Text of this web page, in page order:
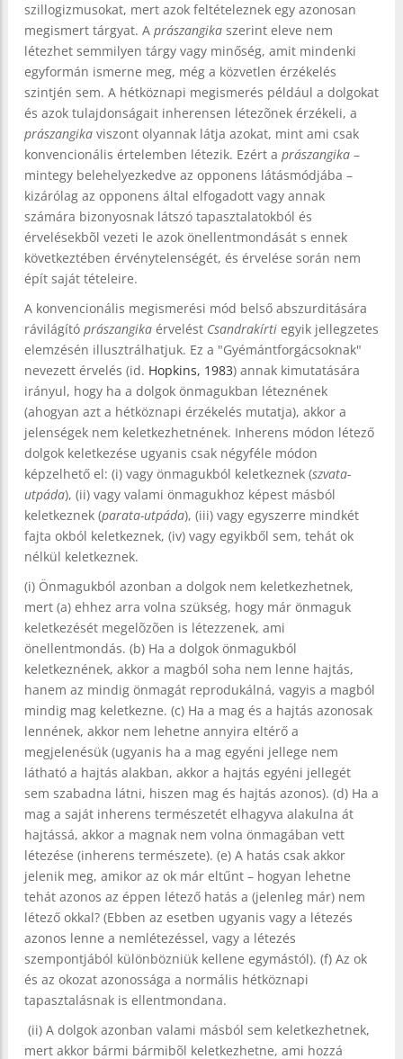
szillogizmusokat, mert azok feltételeznek egy azonosan
megismert tárgyat. A prászangika szerint eleve nem
létezhet semmilyen tárgy vagy minőség, amit mindenki
egyformán ismerne meg, még a közvetlen érzékelés
szintjén sem. A hétköznapi megismerés például a dolgokat
és azok tulajdonságait inherensen létezõnek érzékeli, a
prászangika viszont olyannak látja azokat, mint ami csak
konvencionális értelemben létezik. Ezért a prászangika –
mintegy belehelyezkedve az opponens látásmódjába –
kizárólag az opponens által elfogadott vagy annak
számára bizonyosnak látszó tapasztalatokból és
érvelésekbõl vezeti le azok önellentmondását s ennek
következtében érvénytelenségét, és érvelése során nem
épít saját tételeire.
A konvencionális megismerési mód belső abszurditására
rávilágító prászangika érvelést Csandrakírti egyik jellegzetes
elemzésén illusztrálhatjuk. Ez a "Gyémántforgácsoknak"
nevezett érvelés (id. Hopkins, 1983) annak kimutatására
irányul, hogy ha a dolgok önmagukban léteznének
(ahogyan azt a hétköznapi érzékelés mutatja), akkor a
jelenségek nem keletkezhetnének. Inherens módon létező
dolgok keletkezése ugyanis csak négyféle módon
képzelhető el: (i) vagy önmagukból keletkeznek (szvata-
utpáda), (ii) vagy valami önmagukhoz képest másból
keletkeznek (parata-utpáda), (iii) vagy egyszerre mindkét
fajta okból keletkeznek, (iv) vagy egyikből sem, tehát ok
nélkül keletkeznek.
(i) Önmagukból azonban a dolgok nem keletkezhetnek,
mert (a) ehhez arra volna szükség, hogy már önmaguk
keletkezését megelõzõen is létezzenek, ami
önellentmondás. (b) Ha a dolgok önmagukból
keletkeznének, akkor a magból soha nem lenne hajtás,
hanem az mindig önmagát reprodukálná, vagyis a magból
mindig mag keletkezne. (c) Ha a mag és a hajtás azonosak
lennének, akkor nem lehetne annyira eltérő a
megjelenésük (ugyanis ha a mag egyéni jellege nem
látható a hajtás alakban, akkor a hajtás egyéni jellegét
sem szabadna látni, hiszen mag és hajtás azonos). (d) Ha a
mag a saját inherens természetét elhagyva alakulna át
hajtássá, akkor a magnak nem volna önmagában vett
létezése (inherens természete). (e) A hatás csak akkor
jelenik meg, amikor az ok már eltűnt – hogyan lehetne
tehát azonos az éppen létező hatás a (jelenleg már) nem
létező okkal? (Ebben az esetben ugyanis vagy a létezés
azonos lenne a nemlétezéssel, vagy a létezés
szempontjából különbözniük kellene egymástól). (f) Az ok
és az okozat azonossága a normális hétköznapi
tapasztalásnak is ellentmondana.
(ii) A dolgok azonban valami másból sem keletkezhetnek,
mert akkor bármi bármibõl keletkezhetne, ami hozzá